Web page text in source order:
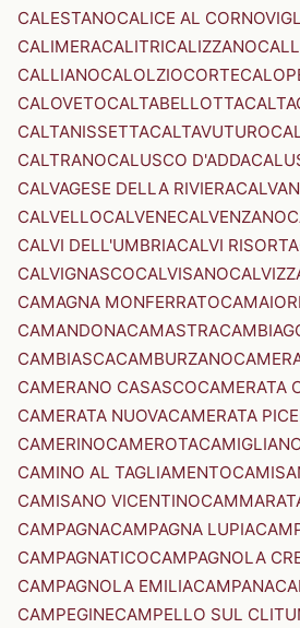
CALESTANOCALICE AL
CALIMERACALITRICALIZZANO
CALLIANOCALOLZIOCORTE
CALOVETOCALTABELLOTTA
CALTANISSETTACALTAVUTURO
CALTRANOCALUSCO D'ADDA
CALVAGESE DELLA RIVIERA
CALVELLOCALVENECALVENZANO
CALVI DELL'UMBRIACALVI RISORTA
CALVIGNASCOCALVISANO
CAMAGNA MONFERRATO
CAMANDONACAMASTRA
CAMBIASCACAMBURZANO
CAMERANO CASASCOCAMERATA
CAMERATA NUOVACAMERATA
CAMERINOCAMEROTA
CAMINO AL TAGLIAMENTO
CAMISANO VICENTINO
CAMPAGNACAMPAGNA LUPIA
CAMPAGNATICOCAMPAGNOLA
CAMPAGNOLA EMILIACAMPANA
CAMPEGINECAMPELLO SUL